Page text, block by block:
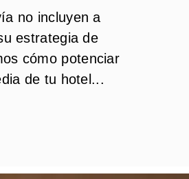
no incluyen a
estrategia de
cómo potenciar
de tu hotel...